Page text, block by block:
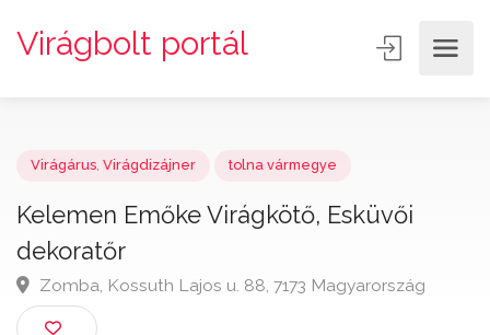
Virágbolt portál
Kelemen Emőke Virágkötő, Esküvői
dekoratőr
Zomba, Kossuth Lajos u. 88, 7173 Magyarország